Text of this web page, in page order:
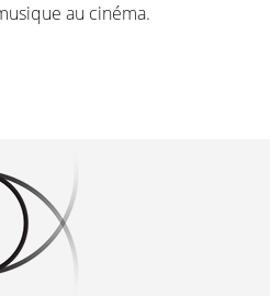
au cinéma.